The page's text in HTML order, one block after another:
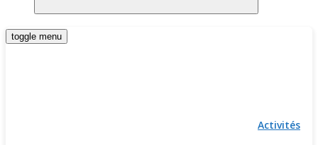
toggle menu
Activités